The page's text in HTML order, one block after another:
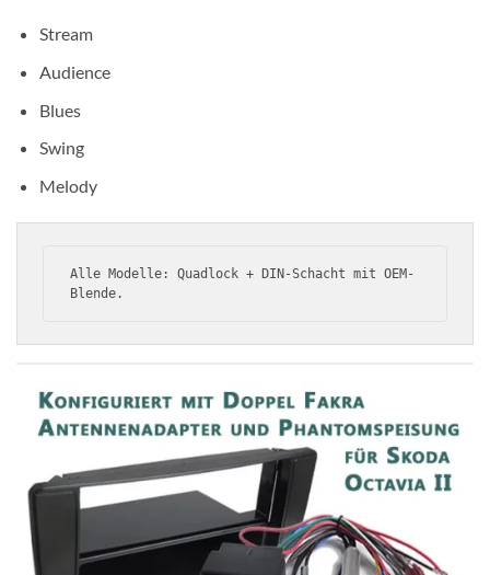
Stream
Audience
Blues
Swing
Melody
Alle Modelle: Quadlock + DIN-Schacht mit OEM-
Blende.